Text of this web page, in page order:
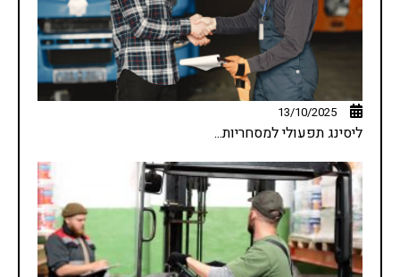
13/10/2025
ליסינג תפעולי למסחריות...